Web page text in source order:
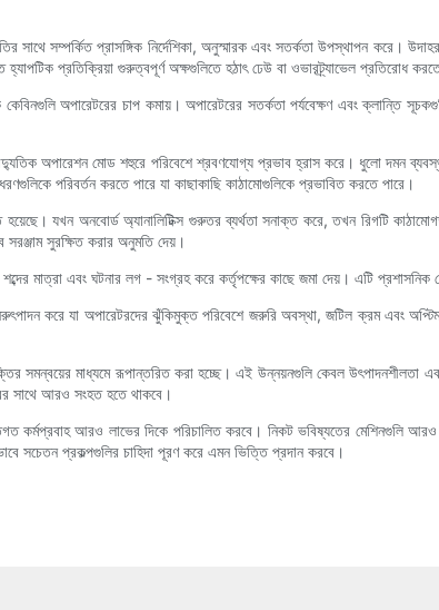
সম্পর্কিত প্রাসঙ্গিক নির্দেশিকা, অনুস্মারক এবং সতর্কতা উপস্থাপন করে।
প্রতিক্রিয়া গুরুত্বপূর্ণ অক্ষগুলিতে হঠাৎ ঢেউ বা ওভারট্র্যাভেল প্রতিরোধ
অপারেটরের চাপ কমায়। অপারেটরের সতর্কতা পর্যবেক্ষণ এবং ক্লান্তি
অপারেশন মোড শহুরে পরিবেশে শ্রবণযোগ্য প্রভাব হ্রাস করে। ধুলো দমন
পরিবর্তন করতে পারে যা কাছাকাছি কাঠামোগুলিকে প্রভাবিত করতে পারে।
যখন অনবোর্ড অ্যানালিটিক্স গুরুতর ব্যর্থতা সনাক্ত করে, তখন রিগটি
সরঞ্জাম সুরক্ষিত করার অনুমতি দেয়।
শব্দের মাত্রা এবং ঘটনার লগ - সংগ্রহ করে কর্তৃপক্ষের কাছে জমা দেয়। এটি
করে যা অপারেটরদের ঝুঁকিমুক্ত পরিবেশে জরুরি অবস্থা, জটিল ক্রম এবং
সমন্বয়ের মাধ্যমে রূপান্তরিত করা হচ্ছে। এই উন্নয়নগুলি কেবল উৎপাদনশীলতা
সাথে আরও সংহত হতে থাকবে।
আরও লাভের দিকে পরিচালিত করবে। নিকট ভবিষ্যতের মেশিনগুলি
সচেতন প্রকল্পগুলির চাহিদা পূরণ করে এমন ভিত্তি প্রদান করবে।